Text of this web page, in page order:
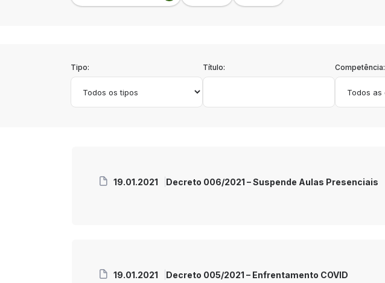
Tipo: Título: Competência:
19.01.2021 Decreto 006/2021 – Suspende Aulas Presenciais
19.01.2021 Decreto 005/2021 – Enfrentamento COVID